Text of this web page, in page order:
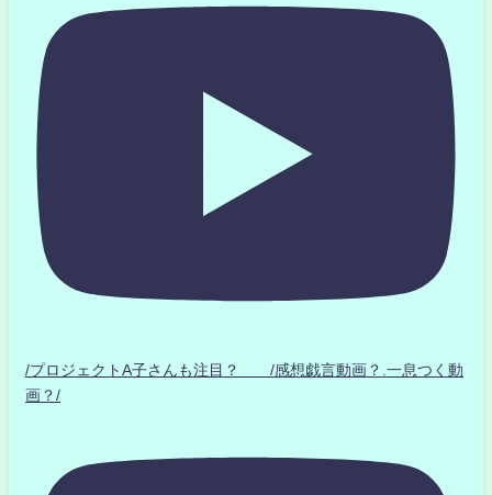
/プロジェクトA子さんも注目？ /感想戯言動画？.一息つく動
画？/